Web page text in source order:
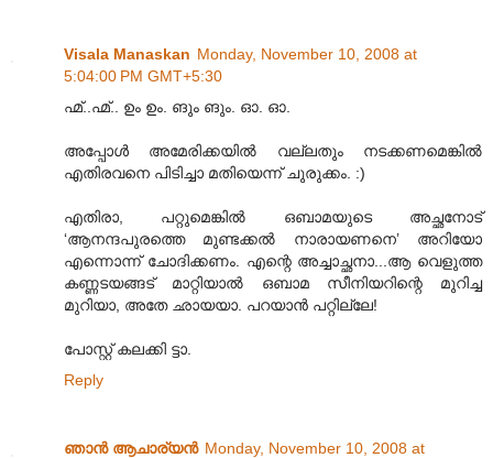
Visala Manaskan Monday, November 10, 2008 at
5:04:00 PM GMT+5:30
ഹ്മ്..ഹ്മ്.. ഉം ഉം. ങും ങും. ഓ. ഓ.
അപ്പോള്‍ അമേരിക്കയില്‍ വല്ലതും നടക്കണമെങ്കില്‍
എതിരവനെ പിടിച്ചാ മതിയെന്ന് ചുരുക്കം. :)
എതിരാ, പറ്റുമെങ്കില്‍ ഒബാമയുടെ അച്ഛനോട്
‘ആനന്ദപുരത്തെ മുണ്ടക്കല്‍ നാരായണനെ’ അറിയോ
എന്നൊന്ന് ചോദിക്കണം. എന്റെ അച്ചാച്ഛനാ...ആ വെളുത്ത
കണ്ണടയങ്ങട് മാറ്റിയാല്‍ ഒബാമ സീനിയറിന്റെ മുറിച്ച
മുറിയാ, അതേ ഛായയാ. പറയാന്‍ പറ്റില്ലേ!
പോസ്റ്റ് കലക്കി ട്ടാ‍.
Reply
ഞാന്‍ ആചാര്യന്‍ Monday, November 10, 2008 at